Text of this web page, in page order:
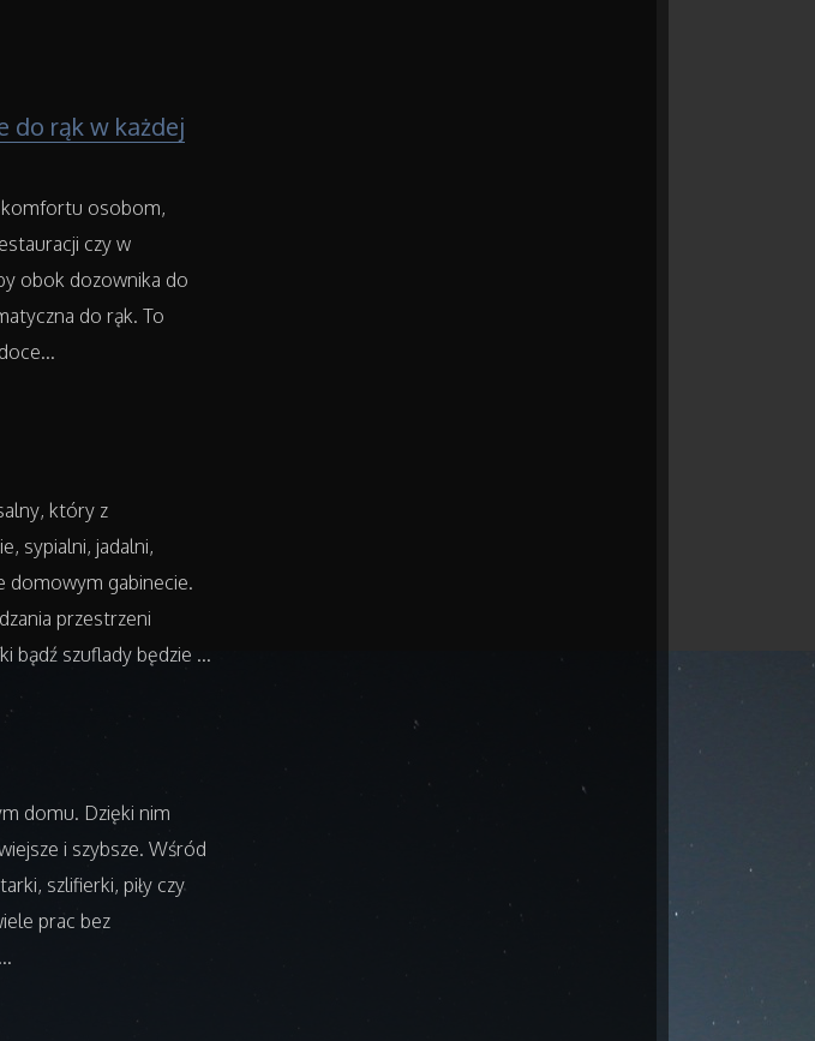
do rąk w każdej
komfortu osobom,
czy w
obok dozownika do
do rąk. To
który z
sypialni, jadalni,
domowym gabinecie.
przestrzeni
bądź szuflady będzie ...
domu. Dzięki nim
i szybsze. Wśród
szlifierki, piły czy
prac bez